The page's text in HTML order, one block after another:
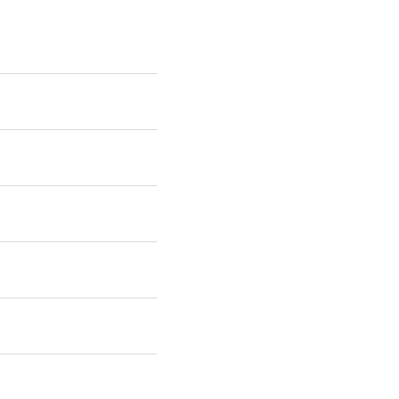
Probepaket selbst
in der Ihr alle
So kannst du es
Uns einfach
desto
den Konfigurator.
Kreativität freien Lauf
Informationen,
Zusätzlich bieten wir
abgeschlossen
WhatsApp
in
kann. Keine Sorge: